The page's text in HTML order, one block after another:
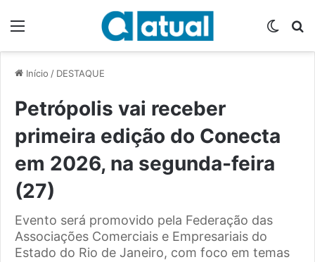
Início / DESTAQUE
Petrópolis vai receber
primeira edição do Conecta
em 2026, na segunda-feira
(27)
Evento será promovido pela Federação das
Associações Comerciais e Empresariais do
Estado do Rio de Janeiro, com foco em temas